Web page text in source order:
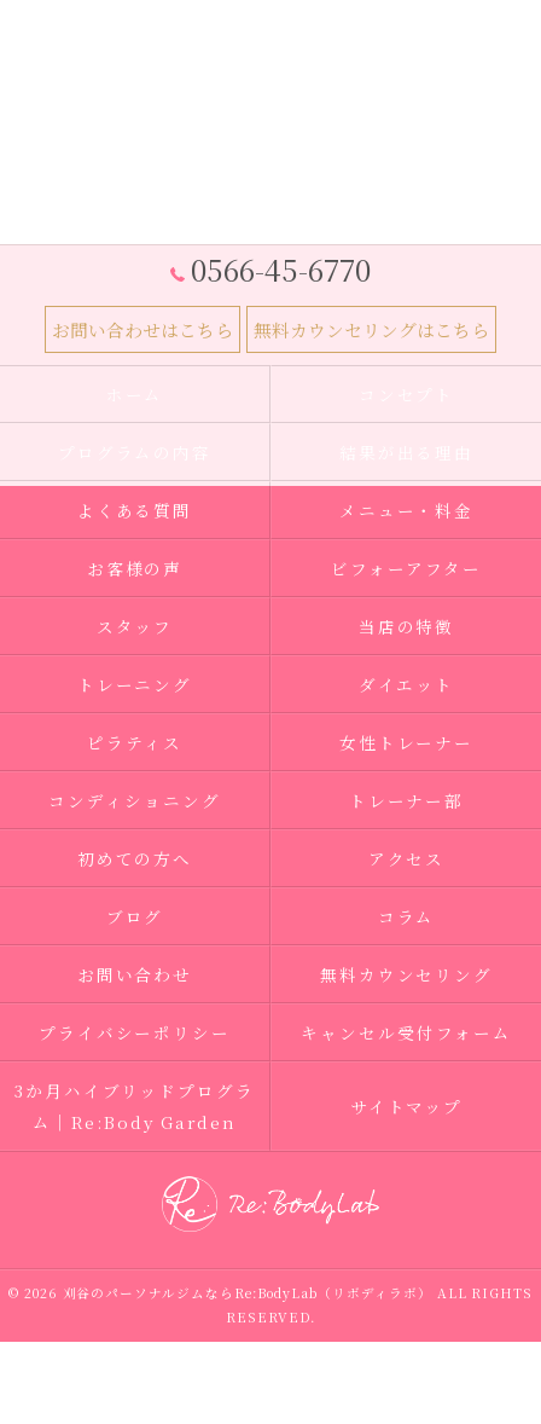
0566-45-6770
お問い合わせはこちら 無料カウンセリングはこちら
よくある質問 メニュー・料金
お客様の声 ビフォーアフター
スタッフ 当店の特徴
トレーニング ダイエット
ピラティス 女性トレーナー
コンディショニング トレーナー部
初めての方へ アクセス
ブログ コラム
お問い合わせ 無料カウンセリング
プライバシーポリシー キャンセル受付フォーム
3か月ハイブリッドプログラ
ム｜Re:Body Garden
サイトマップ
© 2026 刈谷のパーソナルジムならRe:BodyLab（リボディラボ） ALL RIGHTS
RESERVED.